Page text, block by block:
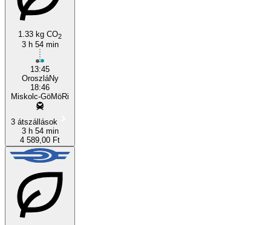
1.33 kg CO2
3 h 54 min
13:45
OroszláNy
18:46
Miskolc-GöMöRi
3 átszállások
3 h 54 min
4 589,00 Ft